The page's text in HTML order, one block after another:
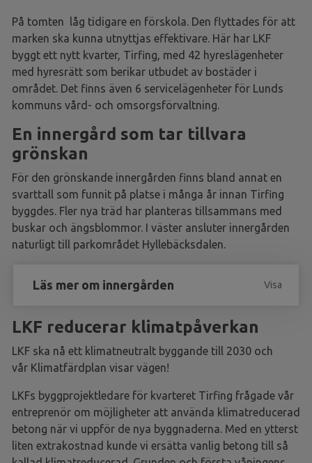
På tomten låg tidigare en förskola. Den flyttades för att
marken ska kunna utnyttjas effektivare. Här har LKF
byggt ett nytt kvarter, Tirfing, med 42 hyreslägenheter
med hyresrätt som berikar utbudet av bostäder i
området. Det finns även 6 servicelägenheter för Lunds
kommuns vård- och omsorgsförvaltning.
En innergård som tar tillvara
grönskan
För den grönskande innergården finns bland annat en
svarttall som funnit på platse i många år innan Tirfing
byggdes. Fler nya träd har planteras tillsammans med
buskar och ängsblommor. I väster ansluter innergården
naturligt till parkområdet Hyllebäcksdalen.
Läs mer om innergården Visa
LKF reducerar klimatpåverkan
LKF ska nå ett klimatneutralt byggande till 2030 och
vår Klimatfärdplan visar vägen!
LKFs byggprojektledare för kvarteret Tirfing frågade vår
entreprenör om möjligheter att använda klimatreducerad
betong när vi uppför de nya byggnaderna. Med en ytterst
liten extrakostnad kunde vi ersätta vanlig betong till så